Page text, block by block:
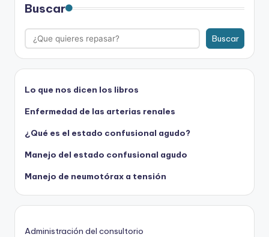
Buscar
Buscar
Lo que nos dicen los libros
Enfermedad de las arterias renales
¿Qué es el estado confusional agudo?
Manejo del estado confusional agudo
Manejo de neumotórax a tensión
Administración del consultorio